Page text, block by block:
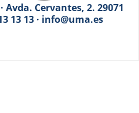
Avda. Cervantes, 2. 29071
13 13 · info@uma.es